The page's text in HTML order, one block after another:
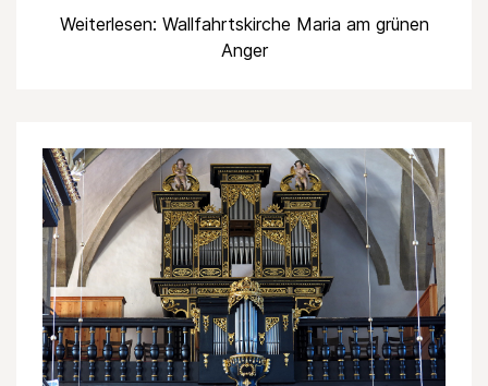
Weiterlesen: Wallfahrtskirche Maria am grünen
Anger